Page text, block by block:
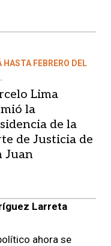
HASTA FEBRERO DEL
Lima
la
de la
de Justicia de
Juan
Larreta
ahora se